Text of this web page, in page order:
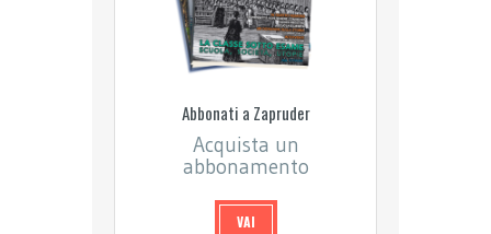
Abbonati a Zapruder
Acquista un
abbonamento
VAI